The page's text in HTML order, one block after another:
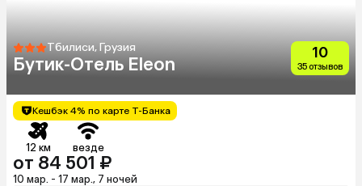
Тбилиси, Грузия
Бутик-Отель Eleon
10
35 отзывов
Кешбэк 4% по карте Т-Банка
12 км везде
от 84 501 ₽
10 мар. - 17 мар., 7 ночей